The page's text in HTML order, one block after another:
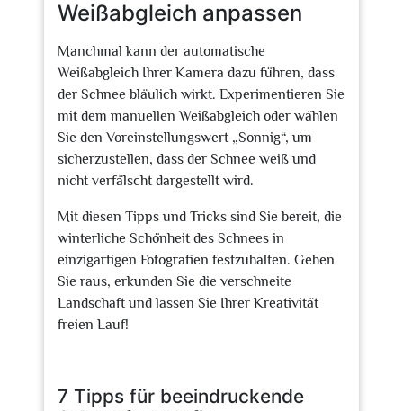
Weißabgleich anpassen
Manchmal kann der automatische
Weißabgleich Ihrer Kamera dazu führen, dass
der Schnee bläulich wirkt. Experimentieren Sie
mit dem manuellen Weißabgleich oder wählen
Sie den Voreinstellungswert „Sonnig“, um
sicherzustellen, dass der Schnee weiß und
nicht verfälscht dargestellt wird.
Mit diesen Tipps und Tricks sind Sie bereit, die
winterliche Schönheit des Schnees in
einzigartigen Fotografien festzuhalten. Gehen
Sie raus, erkunden Sie die verschneite
Landschaft und lassen Sie Ihrer Kreativität
freien Lauf!
7 Tipps für beeindruckende